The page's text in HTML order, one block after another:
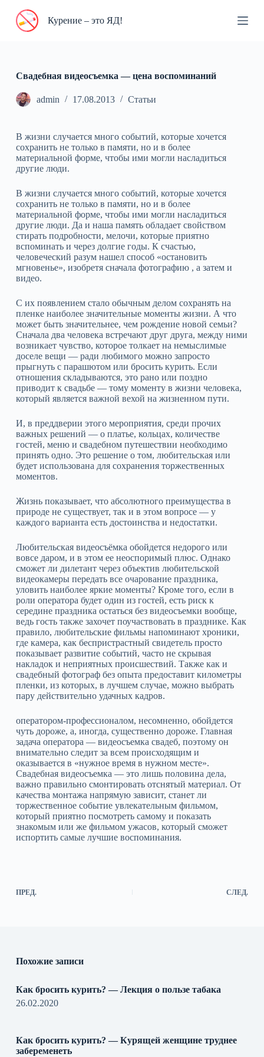
П
и
Курение – это ЯД!
Свадебная видеосъемка — цена воспоминаний
admin 17.08.2013 Статьи
В жизни случается много событий, которые хочется
сохранить не только в памяти, но и в более
материальной форме, чтобы ими могли насладиться
другие люди.
В жизни случается много событий, которые хочется
сохранить не только в памяти, но и в более
материальной форме, чтобы ими могли насладиться
другие люди. Да и наша память обладает свойством
стирать подробности, мелочи, которые приятно
вспоминать и через долгие годы. К счастью,
человеческий разум нашел способ «остановить
мгновенье», изобретя сначала фотографию , а затем и
видео.
С их появлением стало обычным делом сохранять на
пленке наиболее значительные моменты жизни. А что
может быть значительнее, чем рождение новой семьи?
Сначала два человека встречают друг друга, между ними
возникает чувство, которое толкает на немыслимые
доселе вещи — ради любимого можно запросто
прыгнуть с парашютом или бросить курить. Если
отношения складываются, это рано или поздно
приводит к свадьбе — тому моменту в жизни человека,
который является важной вехой на жизненном пути.
И, в преддверии этого мероприятия, среди прочих
важных решений — о платье, кольцах, количестве
гостей, меню и свадебном путешествии необходимо
принять одно. Это решение о том, любительская или
будет использована для сохранения торжественных
моментов.
Жизнь показывает, что абсолютного преимущества в
природе не существует, так и в этом вопросе — у
каждого варианта есть достоинства и недостатки.
Любительская видеосъёмка обойдется недорого или
вовсе даром, и в этом ее неоспоримый плюс. Однако
сможет ли дилетант через объектив любительской
видеокамеры передать все очарование праздника,
уловить наиболее яркие моменты? Кроме того, если в
роли оператора будет один из гостей, есть риск к
середине праздника остаться без видеосъемки вообще,
ведь гость также захочет поучаствовать в празднике. Как
правило, любительские фильмы напоминают хроники,
где камера, как беспристрастный свидетель просто
показывает развитие событий, часто не скрывая
накладок и неприятных происшествий. Также как и
свадебный фотограф без опыта предоставит километры
пленки, из которых, в лучшем случае, можно выбрать
пару действительно удачных кадров.
оператором-профессионалом, несомненно, обойдется
чуть дороже, а, иногда, существенно дороже. Главная
задача оператора — видеосъемка свадеб, поэтому он
внимательно следит за всем происходящим и
оказывается в «нужное время в нужном месте».
Свадебная видеосъемка — это лишь половина дела,
важно правильно смонтировать отснятый материал. От
качества монтажа напрямую зависит, станет ли
торжественное событие увлекательным фильмом,
который приятно посмотреть самому и показать
знакомым или же фильмом ужасов, который сможет
испортить самые лучшие воспоминания.
ПРЕД. СЛЕД.
Похожие записи
Как бросить курить? — Лекция о пользе табака
26.02.2020
Как бросить курить? — Курящей женщине труднее
забеременеть